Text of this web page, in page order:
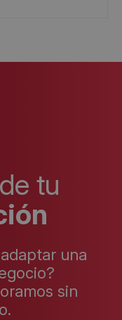
tu
una
sin